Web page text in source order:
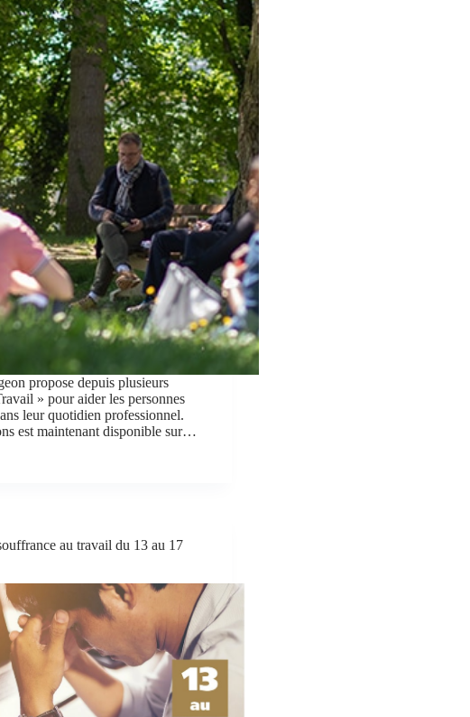
propose depuis plusieurs
» pour aider les personnes
leur quotidien professionnel.
est maintenant disponible sur…
au travail du 13 au 17